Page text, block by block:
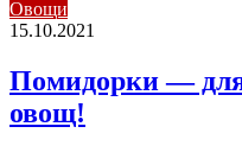
Овощи
15.10.2021
Помидорки — для
овощ!